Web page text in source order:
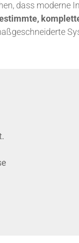
dass moderne